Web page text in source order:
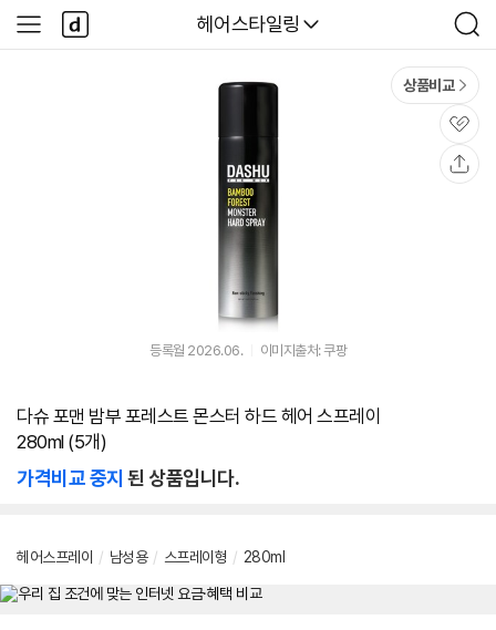
다나와
헤어스타일링
검
색
사
이
다
나
와
상품비교
관
심
등록월 2026.06. 이미지출처: 쿠팡
다슈 포맨 밤부 포레스트 몬스터 하드 헤어 스프레이
280ml (5개)
가격비교 중지 된 상품입니다.
헤어스프레이 / 남성용 / 스프레이형 / 280ml